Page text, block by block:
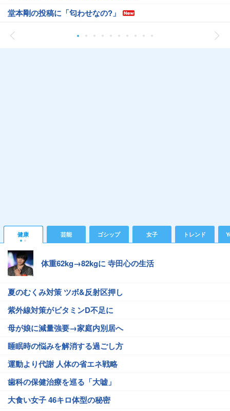
堂本剛の投稿に「匂わせなの?」
健康 芸能 ゴシップ 女子 トレンド
体重62kg→82kgに 寺田心の生活
夏のむくみ対策 ツボ&反射区押し
紫外線対策がビタミンD不足に
母が娘に減量強要→家庭内別居へ
睡眠時の悩みを解消する過ごし方
運動より代謝 人体の省エネ戦略
歯科の保健治療を巡る「大嘘」
大食い女子 46キロ体型の秘密